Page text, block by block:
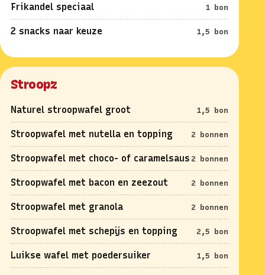
Frikandel speciaal 1 bon
2 snacks naar keuze 1,5 bon
Stroopz
Naturel stroopwafel groot 1,5 bon
Stroopwafel met nutella en topping 2 bonnen
Stroopwafel met choco- of caramelsaus 2 bonnen
Stroopwafel met bacon en zeezout 2 bonnen
Stroopwafel met granola 2 bonnen
Stroopwafel met schepijs en topping 2,5 bon
Luikse wafel met poedersuiker 1,5 bon